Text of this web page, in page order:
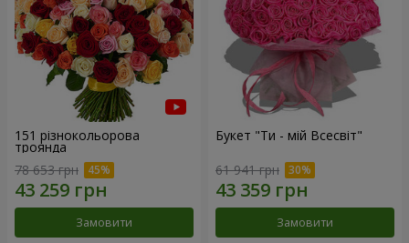
151 різнокольорова
троянда
78 653 грн
Замовити
Букет "Ти - мій Всесвіт"
61 941 грн
Замовити